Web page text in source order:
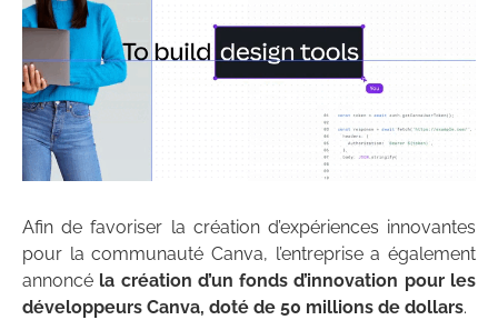
Afin de favoriser la création d’expériences innovantes
pour la communauté Canva, l’entreprise a également
annoncé la création d’un fonds d’innovation pour les
développeurs Canva, doté de 50 millions de dollars.